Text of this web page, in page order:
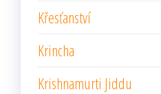
Křesťanství
Krincha
Krishnamurti Jiddu